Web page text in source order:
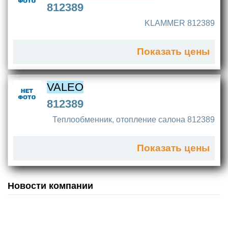
812389
KLAMMER 812389
Показать цены
VALEO
812389
Теплообменник, отопление салона 812389
Показать цены
Новости компании